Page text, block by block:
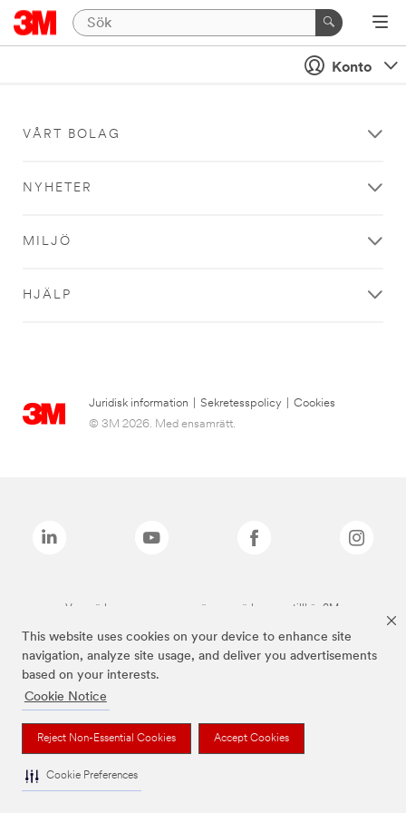
This website uses cookies on your device to enhance site
navigation, analyze site usage, and deliver you advertisements
based on your interests.
Cookie Notice
Reject Non-Essential Cookies Accept Cookies
Cookie Preferences
Konto
VÅRT BOLAG
NYHETER
MILJÖ
HJÄLP
Juridisk information Sekretesspolicy
Cookies
© 3M 2026. Med ensamrätt.
Varumärken som anges ovan är varumärken som tillhör 3M.